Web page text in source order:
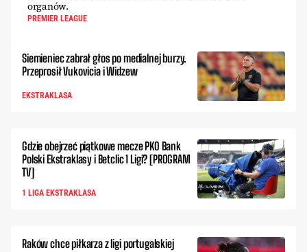
organów.
PREMIER LEAGUE
Siemieniec zabrał głos po medialnej burzy.
Przeprosił Vukovicia i Widzew
EKSTRAKLASA
Gdzie obejrzeć piątkowe mecze PKO Bank
Polski Ekstraklasy i Betclic 1 Ligi? [PROGRAM
TV]
1 LIGA EKSTRAKLASA
Raków chce piłkarza z ligi portugalskiej